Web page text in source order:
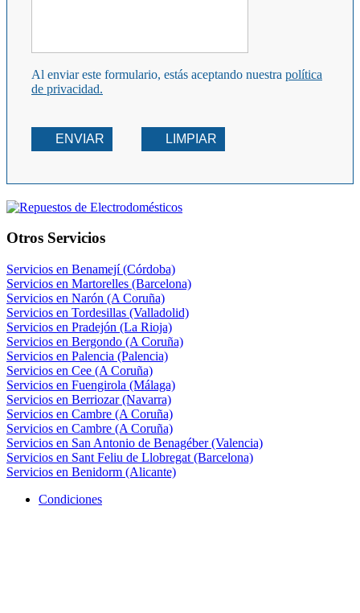
Al enviar este formulario, estás aceptando nuestra política
de privacidad.
ENVIAR LIMPIAR
Otros Servicios
Servicios en Benamejí (Córdoba)
Servicios en Martorelles (Barcelona)
Servicios en Narón (A Coruña)
Servicios en Tordesillas (Valladolid)
Servicios en Pradejón (La Rioja)
Servicios en Bergondo (A Coruña)
Servicios en Palencia (Palencia)
Servicios en Cee (A Coruña)
Servicios en Fuengirola (Málaga)
Servicios en Berriozar (Navarra)
Servicios en Cambre (A Coruña)
Servicios en Cambre (A Coruña)
Servicios en San Antonio de Benagéber (Valencia)
Servicios en Sant Feliu de Llobregat (Barcelona)
Servicios en Benidorm (Alicante)
Condiciones